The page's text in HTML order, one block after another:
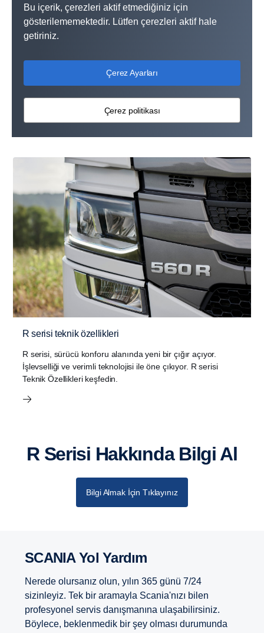
Bu içerik, çerezleri aktif etmediğiniz için
gösterilememektedir. Lütfen çerezleri aktif hale
getiriniz.
Çerez Ayarları
Çerez politikası
R serisi teknik özellikleri
R serisi, sürücü konforu alanında yeni bir çığır açıyor.
İşlevselliği ve verimli teknolojisi ile öne çıkıyor. R serisi
Teknik Özellikleri keşfedin.
R Serisi Hakkında Bilgi Al
Bilgi Almak İçin Tıklayınız
SCANIA Yol Yardım
Nerede olursanız olun, yılın 365 günü 7/24
sizinleyiz. Tek bir aramayla Scania'nızı bilen
profesyonel servis danışmanına ulaşabilirsiniz.
Böylece, beklenmedik bir şey olması durumunda